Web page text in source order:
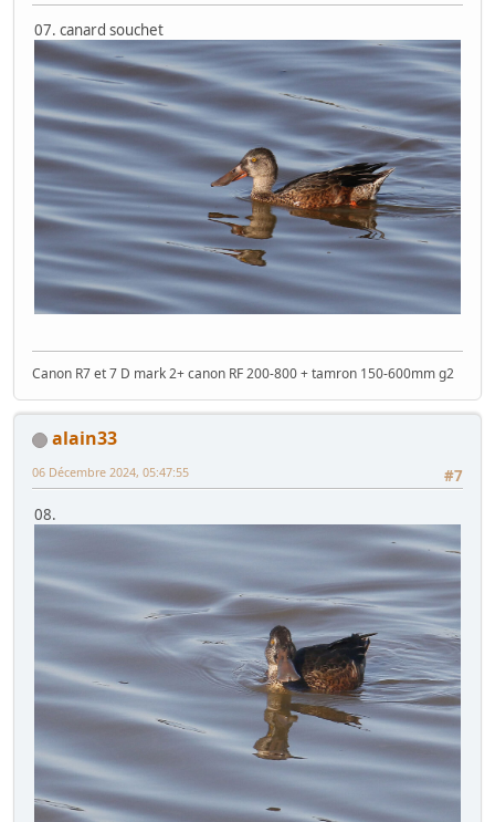
07. canard souchet
Canon R7 et 7 D mark 2+ canon RF 200-800 + tamron 150-600mm g2
alain33
#7
06 Décembre 2024, 05:47:55
08.